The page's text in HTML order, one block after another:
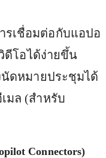
รเชื่อมต่อกับแอปอ
ดีโอได้ง่ายขึ้น
ดหมายประชุมได้
มล (สำหรับ
Connectors)